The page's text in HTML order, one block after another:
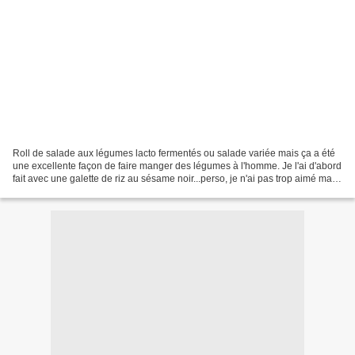
Roll de salade aux légumes lacto fermentés ou salade variée mais ça a été
une excellente façon de faire manger des légumes à l'homme. Je l'ai d'abord
fait avec une galette de riz au sésame noir...perso, je n'ai pas trop aimé mais